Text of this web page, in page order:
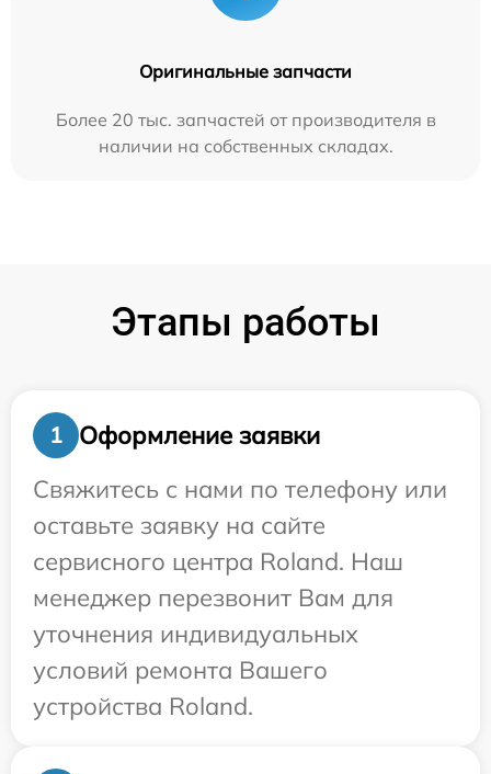
Оригинальные запчасти
Более 20 тыс. запчастей от производителя в
наличии на собственных складах.
Этапы работы
1
Оформление заявки
Свяжитесь с нами по телефону или
оставьте заявку на сайте
сервисного центра Roland. Наш
менеджер перезвонит Вам для
уточнения индивидуальных
условий ремонта Вашего
устройства Roland.